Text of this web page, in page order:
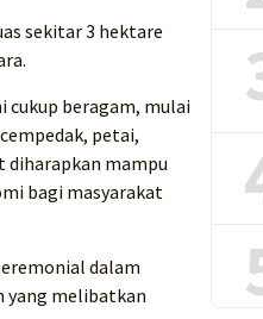
sekitar 3 hektare
cukup beragam, mulai
petai,
diharapkan mampu
bagi masyarakat
dalam
yang melibatkan